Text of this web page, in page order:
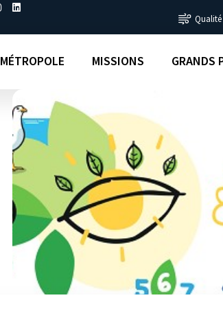
MÉTROPOLE MISSIONS GRANDS